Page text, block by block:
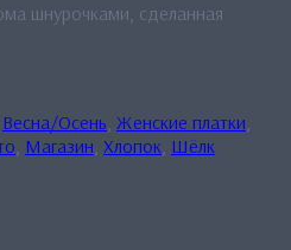
шнурочками, сделанная
Весна/Осень Женские платки
Магазин Хлопок Шёлк